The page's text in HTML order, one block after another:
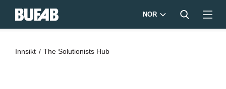
NOR
Innsikt The Solutionists Hub